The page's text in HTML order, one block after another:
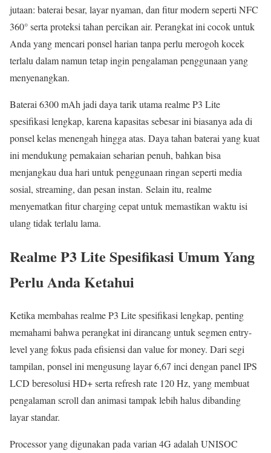
jutaan: baterai besar, layar nyaman, dan fitur modern seperti NFC
360° serta proteksi tahan percikan air. Perangkat ini cocok untuk
Anda yang mencari ponsel harian tanpa perlu merogoh kocek
terlalu dalam namun tetap ingin pengalaman penggunaan yang
menyenangkan.
Baterai 6300 mAh jadi daya tarik utama realme P3 Lite
spesifikasi lengkap, karena kapasitas sebesar ini biasanya ada di
ponsel kelas menengah hingga atas. Daya tahan baterai yang kuat
ini mendukung pemakaian seharian penuh, bahkan bisa
menjangkau dua hari untuk penggunaan ringan seperti media
sosial, streaming, dan pesan instan. Selain itu, realme
menyematkan fitur charging cepat untuk memastikan waktu isi
ulang tidak terlalu lama.
Realme P3 Lite Spesifikasi Umum Yang
Perlu Anda Ketahui
Ketika membahas realme P3 Lite spesifikasi lengkap, penting
memahami bahwa perangkat ini dirancang untuk segmen entry-
level yang fokus pada efisiensi dan value for money. Dari segi
tampilan, ponsel ini mengusung layar 6,67 inci dengan panel IPS
LCD beresolusi HD+ serta refresh rate 120 Hz, yang membuat
pengalaman scroll dan animasi tampak lebih halus dibanding
layar standar.
Processor yang digunakan pada varian 4G adalah UNISOC